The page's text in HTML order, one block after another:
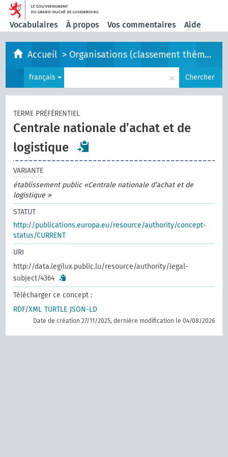
Vocabulaires À propos Vos commentaires Aide
Accueil > Organisations (classement thématique)
français × Chercher
TERME PRÉFÉRENTIEL
Centrale nationale d’achat et de
logistique
VARIANTE
établissement public «Centrale nationale d’achat et de
logistique »
STATUT
http://publications.europa.eu/resource/authority/concept-
status/CURRENT
URI
http://data.legilux.public.lu/resource/authority/legal-
subject/4364
Télécharger ce concept :
RDF/XML TURTLE JSON-LD
Date de création 27/11/2025, dernière modification le 04/08/2026